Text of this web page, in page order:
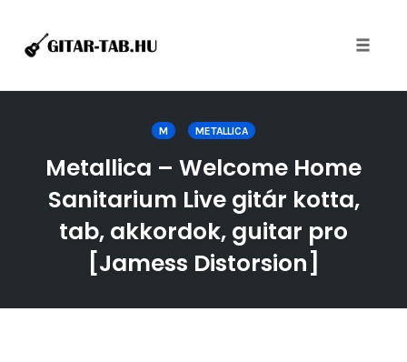
M METALLICA
Metallica – Welcome Home
Sanitarium Live gitár kotta,
tab, akkordok, guitar pro
[Jamess Distorsion]